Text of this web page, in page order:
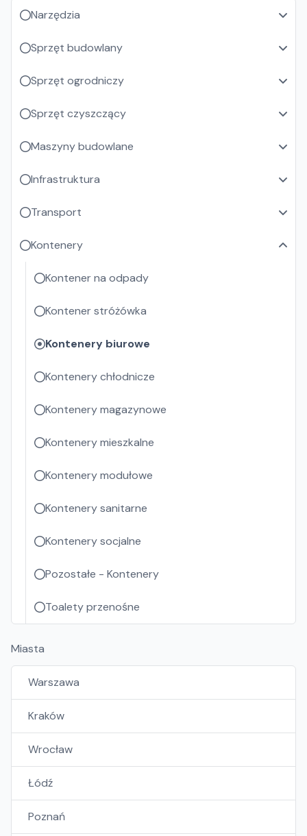
Narzędzia
Sprzęt budowlany
Sprzęt ogrodniczy
Sprzęt czyszczący
Maszyny budowlane
Infrastruktura
Transport
Kontenery
Kontener na odpady
Kontener stróżówka
Kontenery biurowe
Kontenery chłodnicze
Kontenery magazynowe
Kontenery mieszkalne
Kontenery modułowe
Kontenery sanitarne
Kontenery socjalne
Pozostałe - Kontenery
Toalety przenośne
Miasta
Warszawa
Kraków
Wrocław
Łódź
Poznań